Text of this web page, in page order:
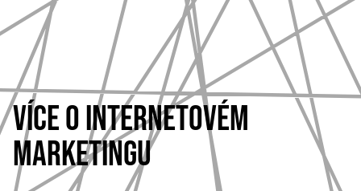
VÍCE O INTERNETOVÉM
MARKETINGU